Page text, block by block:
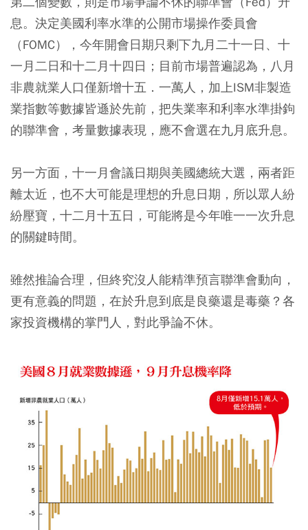
息。決定美國利率水準的公開市場操作委員會
（FOMC），今年開會日期只剩下九月二十一日、十
一月二日和十二月十四日；目前市場普遍認為，八月
非農就業人口僅新增十五．一萬人，加上ISM非製造
業指數等數據皆遜於先前，把失業率和利率水準掛鉤
的聯準會，考量數據表現，應不會選在九月底升息。
另一方面，十一月會議日期與美國總統大選，兩者距
離太近，也不大可能是理想的升息日期，所以眾人紛
紛壓寶，十二月十五日，可能將是今年唯一一次升息
的關鍵時間。
雖然推論合理，但終究沒人能精準預言聯準會動向，
更有意義的問題，在於升息到底是良藥還是毒藥？各
家投資機構的掌門人，對此爭論不休。